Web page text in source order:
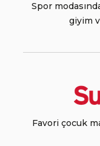
Spor
giyim
Favori çocuk